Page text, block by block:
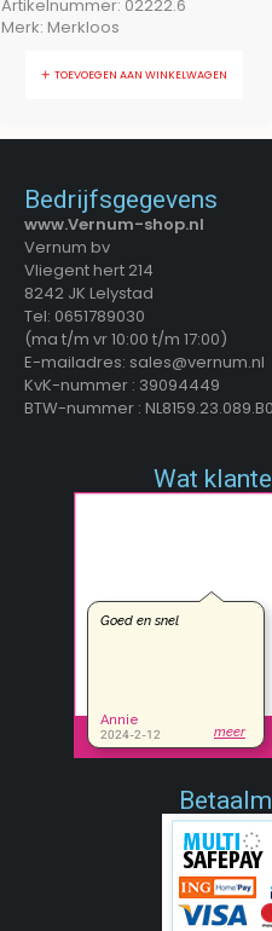
Artikelnummer: 02222.6
Merk: Merkloos
TOEVOEGEN AAN WINKELWAGEN
Bedrijfsgegevens
www.Vernum-shop.nl
Vernum bv
Vliegent hert 214
8242 JK Lelystad
Tel: 0651789030
(ma t/m vr 10:00 t/m 17:00)
E-mailadres: sales@vernum.nl
KvK-nummer : 39094449
BTW-nummer :
Wat